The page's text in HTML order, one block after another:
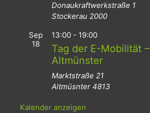
Donaukraftwerkstraße 1
Stockerau 2000
Sep
18
13:00 - 19:00
Tag der E-Mobilität –
Altmünster
Marktstraße 21
Altmüsnter 4813
Kalender anzeigen